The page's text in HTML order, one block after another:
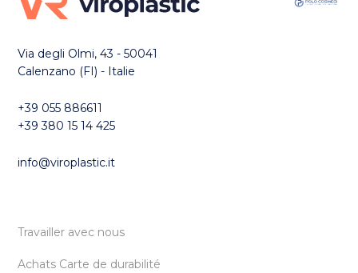
Via degli Olmi, 43 - 50041
Calenzano (FI) - Italie
+39 055 886611
+39 380 15 14 425
info@viroplastic.it
Travailler avec nous
Achats Carte de durabilité